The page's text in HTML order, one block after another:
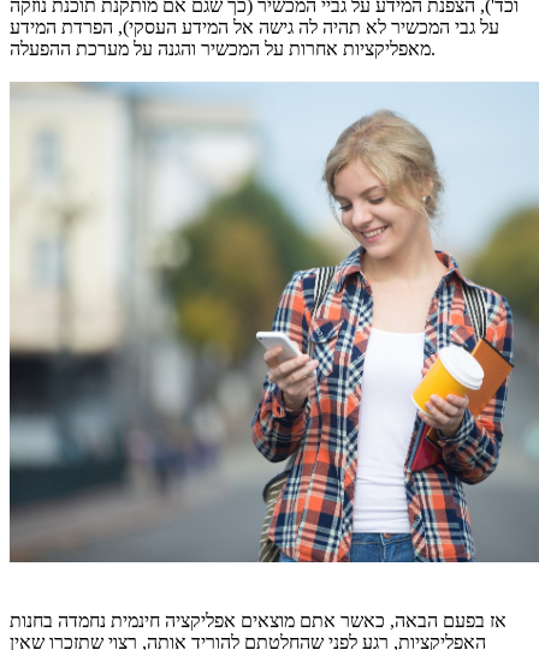
וכד'), הצפנת המידע על גביי המכשיר (כך שגם אם מותקנת תוכנת נוזקה
על גבי המכשיר לא תהיה לה גישה אל המידע העסקי), הפרדת המידע
מאפליקציות אחרות על המכשיר והגנה על מערכת ההפעלה.
אז בפעם הבאה, כאשר אתם מוצאים אפליקציה חינמית נחמדה בחנות
האפליקציות, רגע לפני שהחלטתם להוריד אותה, רצוי שתזכרו שאין